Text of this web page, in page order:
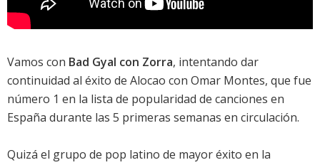
Vamos con Bad Gyal con Zorra, intentando dar
continuidad al éxito de Alocao con Omar Montes, que fue
número 1 en la lista de popularidad de canciones en
España durante las 5 primeras semanas en circulación.
Quizá el grupo de pop latino de mayor éxito en la